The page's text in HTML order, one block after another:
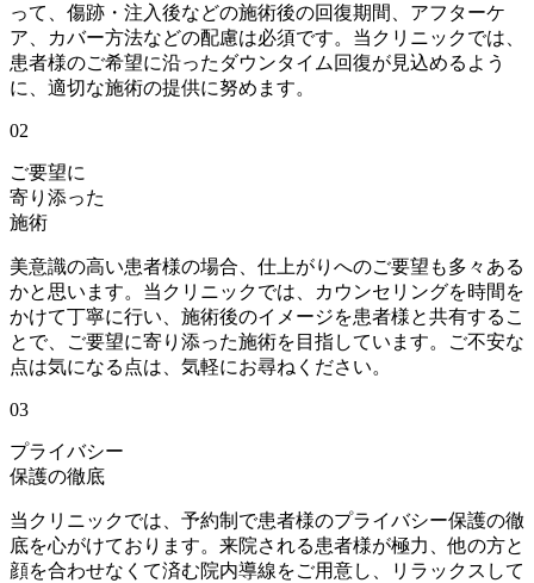
って、 傷跡・注入後などの施術後の回復期間、アフターケ
ア、カバー方法などの配慮は必須です。当クリニックでは、
患者様のご希望に沿ったダウンタイム回復が見込めるよう
に、適切な施術の提供に努めます。
02
ご要望に
寄り添った
施術
美意識の高い患者様の場合、仕上がりへのご要望も多々ある
かと思います。当クリニックでは、
カウンセリングを時間を
かけて丁寧に行い、施術後のイメージを患者様と共有するこ
とで、ご要望に寄り添った施術を目指しています。ご不安な
点は気になる点は、気軽にお尋ねください。
03
プライバシー
保護の徹底
当クリニックでは、予約制で患者様のプライバシー保護の徹
底を心がけております。 来院される患者様が極力、他の方と
顔を合わせなくて済む院内導線をご用意し、リラックスして